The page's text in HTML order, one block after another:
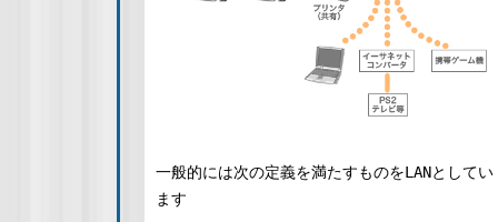
一般的には次の定義を満たすものをLANとしてい
ます